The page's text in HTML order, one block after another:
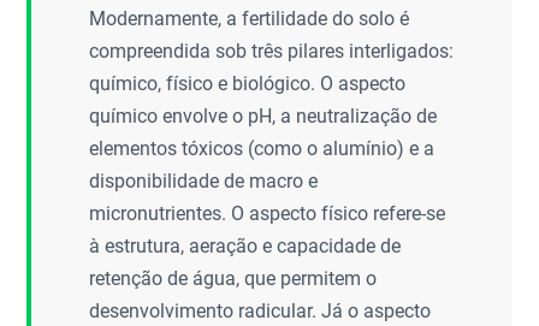
Modernamente, a fertilidade do solo é
compreendida sob três pilares interligados:
químico, físico e biológico. O aspecto
químico envolve o pH, a neutralização de
elementos tóxicos (como o alumínio) e a
disponibilidade de macro e
micronutrientes. O aspecto físico refere-se
à estrutura, aeração e capacidade de
retenção de água, que permitem o
desenvolvimento radicular. Já o aspecto